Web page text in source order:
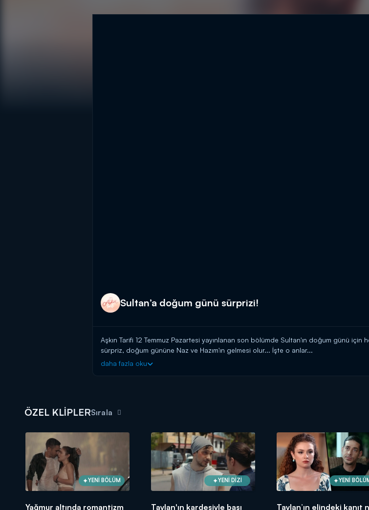
Sultan’a doğum günü sürprizi!
Aşkın Tarifi 12 Temmuz Pazartesi yayınlanan son bölümde Sultan'ın doğum günü
sürpriz, doğum gününe Naz ve Hazım'ın gelmesi olur... İşte o anlar...
Aşkın Tarifi yeni bölümüyle Pazartesi 20.00'de Kanal D'de!
daha fazla oku
ÖZEL KLİPLERSırala
YENİ BÖLÜM
Yağmur altında romantizm
YENİ DİZİ
Taylan'ın kardeşiyle başı
YENİ
Taylan’ın elindeki kanıt